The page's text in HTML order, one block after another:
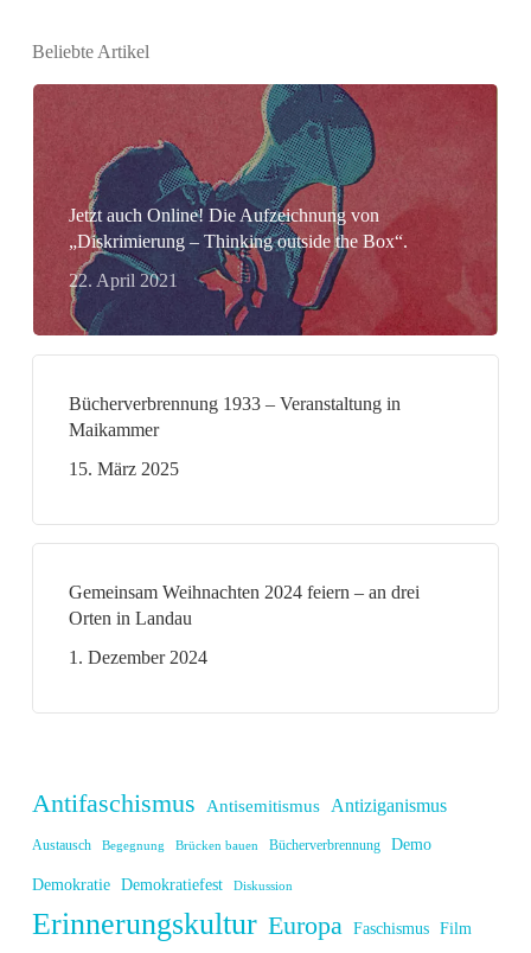
Beliebte Artikel
Jetzt auch Online! Die Aufzeichnung von
„Diskrimierung – Thinking outside the Box“.
22. April 2021
Bücherverbrennung 1933 – Veranstaltung in
Maikammer
15. März 2025
Gemeinsam Weihnachten 2024 feiern – an drei
Orten in Landau
1. Dezember 2024
Antifaschismus Antisemitismus Antiziganismus
Austausch Begegnung Brücken bauen Bücherverbrennung Demo
Demokratie Demokratiefest Diskussion
Erinnerungskultur Europa Faschismus Film